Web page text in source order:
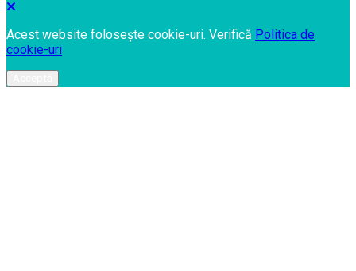
Acest website folosește cookie-uri. Verifică Politica de
cookie-uri